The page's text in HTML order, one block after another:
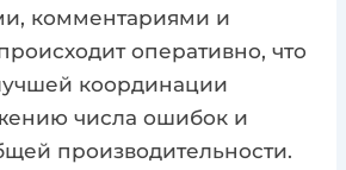
комментариями и
оперативно, что
координации
числа ошибок и
производительности.